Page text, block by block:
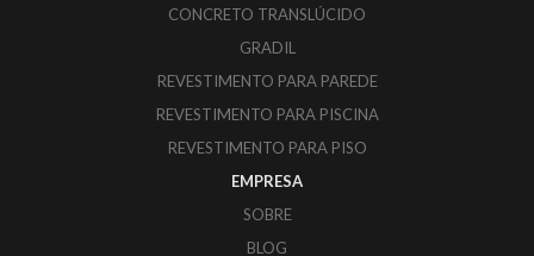
CONCRETO TRANSLÚCIDO
GRADIL
REVESTIMENTO PARA PAREDE
REVESTIMENTO PARA PISCINA
REVESTIMENTO PARA PISO
EMPRESA
SOBRE
BLOG